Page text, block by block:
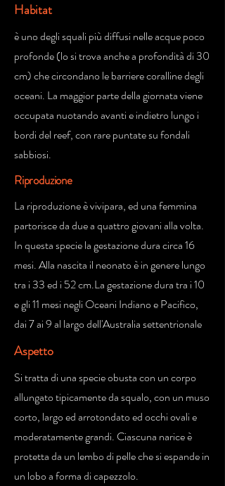
Habitat
è uno degli squali più diffusi nelle acque poco
profonde (lo si trova anche a profondità di 30
cm) che circondano le barriere coralline degli
oceani. La maggior parte della giornata viene
occupata nuotando avanti e indietro lungo i
bordi del reef, con rare puntate su fondali
sabbiosi.
Riproduzione
La riproduzione è vivipara, ed una femmina
partorisce da due a quattro giovani alla volta.
In questa specie la gestazione dura circa 16
mesi. Alla nascita il neonato è in genere lungo
tra i 33 ed i 52 cm.La gestazione dura tra i 10
e gli 11 mesi negli Oceani Indiano e Pacifico,
dai 7 ai 9 al largo dell'Australia settentrionale
Aspetto
Si tratta di una specie obusta con un corpo
allungato tipicamente da squalo, con un muso
corto, largo ed arrotondato ed occhi ovali e
moderatamente grandi. Ciascuna narice è
protetta da un lembo di pelle che si espande in
un lobo a forma di capezzolo.